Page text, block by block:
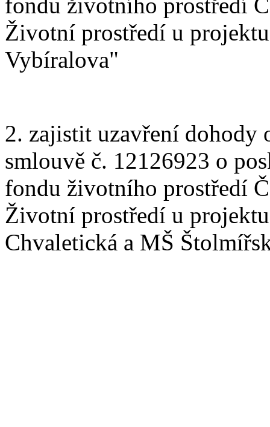
Životní prostředí u
Vybíralova"
2. zajistit uzavření dohody
smlouvě č. 12126923 o
fondu životního prostředí
Životní prostředí u
Chvaletická a MŠ